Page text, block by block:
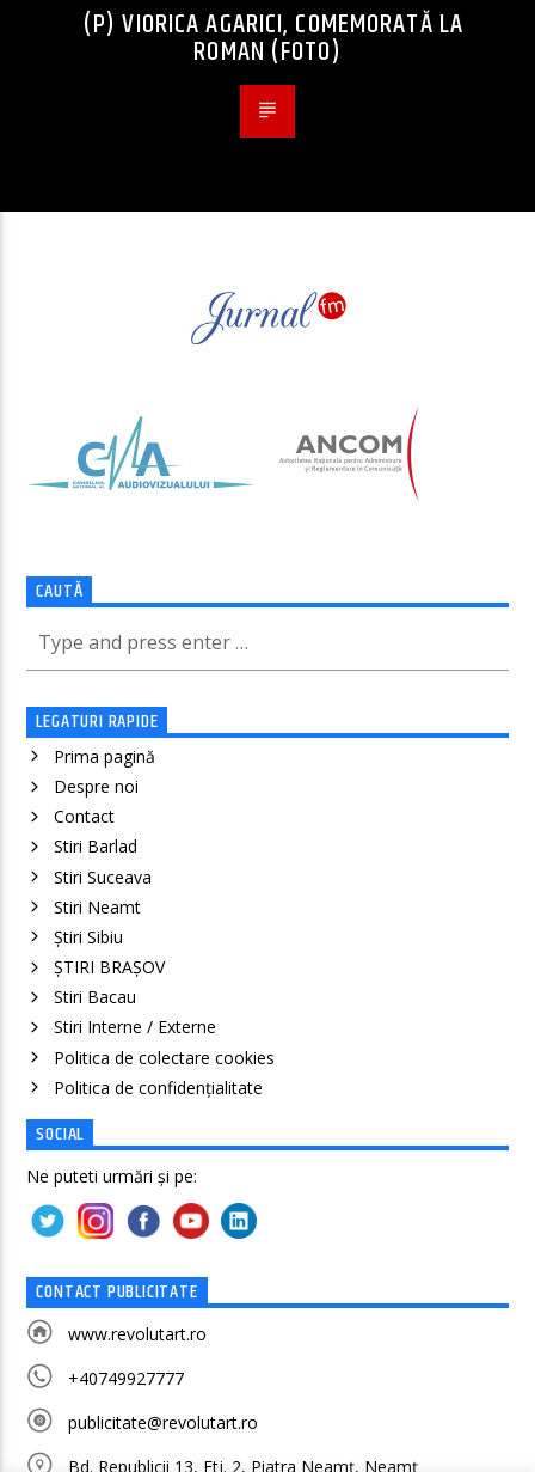
(P) VIORICA AGARICI, COMEMORATĂ LA
ROMAN (FOTO)
CAUTĂ
LEGATURI RAPIDE
Prima pagină
Despre noi
Contact
Stiri Barlad
Stiri Suceava
Stiri Neamt
Știri Sibiu
ȘTIRI BRAȘOV
Stiri Bacau
Stiri Interne / Externe
Politica de colectare cookies
Politica de confidenţialitate
SOCIAL
Ne puteti urmări și pe:
CONTACT PUBLICITATE
www.revolutart.ro
+40749927777
publicitate@revolutart.ro
Bd. Republicii 13, Etj. 2, Piatra Neamț, Neamț